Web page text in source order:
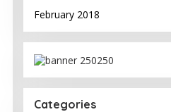
February 2018
Categories